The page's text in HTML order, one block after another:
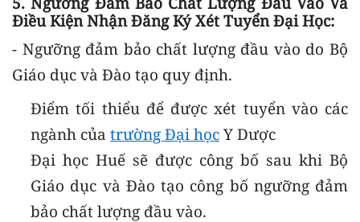
Điều Kiện Nhận Đăng Ký Xét Tuyển Đại Học:
- Ngưỡng đảm bảo chất lượng đầu vào do Bộ
Giáo dục và Đào tạo quy định.
Điểm tối thiểu để được xét tuyển vào các
ngành của trường Đại học Y Dược
Đại học Huế sẽ được công bố sau khi Bộ
Giáo dục và Đào tạo công bố ngưỡng đảm
bảo chất lượng đầu vào.